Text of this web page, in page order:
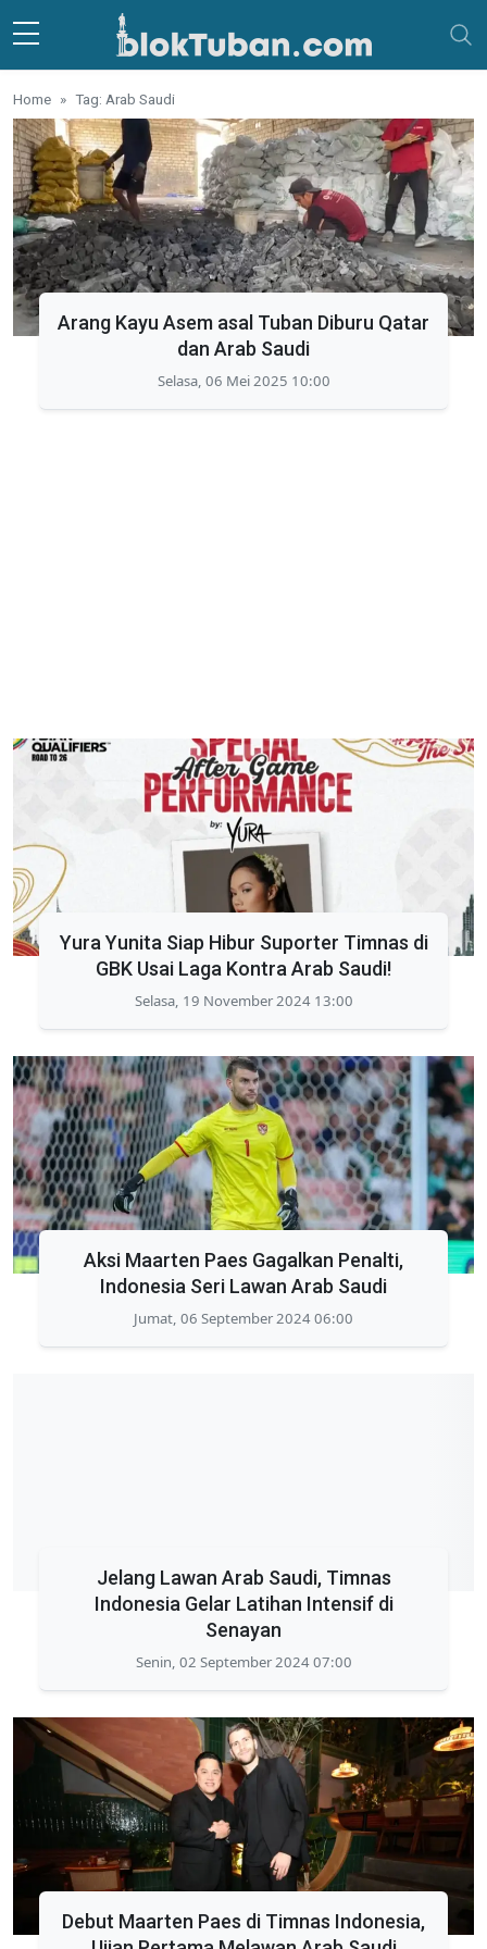
Skip to main content
Home Tag: Arab Saudi
Arang Kayu Asem asal Tuban Diburu Qatar
dan Arab Saudi
Selasa, 06 Mei 2025 10:00
Yura Yunita Siap Hibur Suporter Timnas di
GBK Usai Laga Kontra Arab Saudi!
Selasa, 19 November 2024 13:00
Aksi Maarten Paes Gagalkan Penalti,
Indonesia Seri Lawan Arab Saudi
Jumat, 06 September 2024 06:00
Jelang Lawan Arab Saudi, Timnas
Indonesia Gelar Latihan Intensif di
Senayan
Senin, 02 September 2024 07:00
Debut Maarten Paes di Timnas Indonesia,